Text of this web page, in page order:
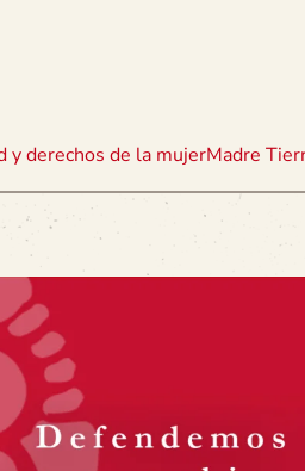
y derechos de la mujerMadre